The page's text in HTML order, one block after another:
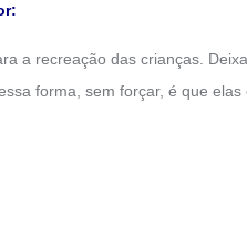
a recreação das crianças.
forma, sem forçar, é que